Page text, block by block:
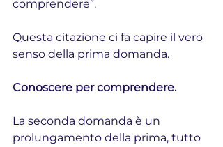
comprendere”.
Questa citazione ci fa capire il vero
senso della prima domanda.
Conoscere per comprendere.
La seconda domanda è un
prolungamento della prima, tutto